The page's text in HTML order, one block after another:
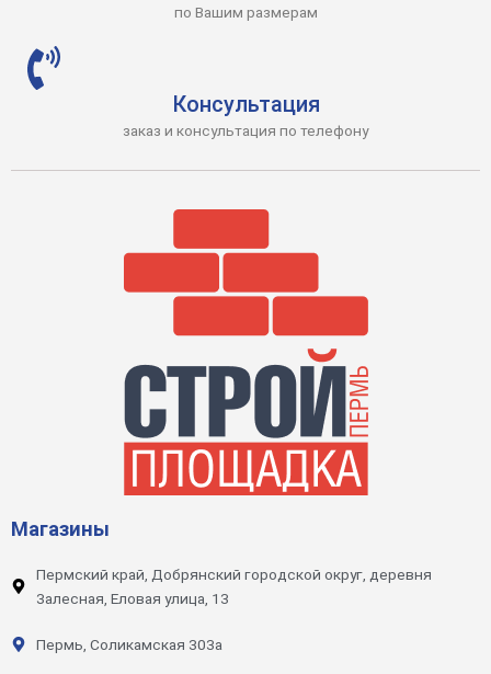
по Вашим размерам
Консультация
заказ и консультация по телефону
Магазины
Пермский край, Добрянский городской округ, деревня
Залесная, Еловая улица, 13
Пермь, Соликамская 303а